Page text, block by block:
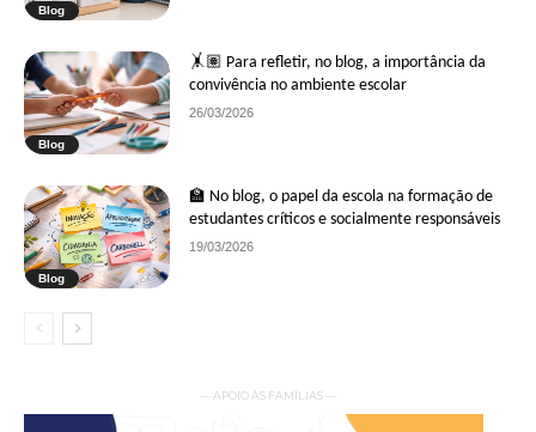
Blog
Blog
🤸🏽 Para refletir, no blog, a importância da
convivência no ambiente escolar
26/03/2026
Blog
🏫 No blog, o papel da escola na formação de
estudantes críticos e socialmente responsáveis
19/03/2026
— APOIO ÀS FAMÍLIAS —